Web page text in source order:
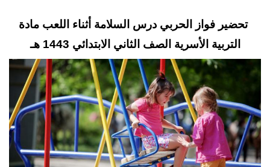
تحضير فواز الحربي درس السلامة أثناء اللعب مادة
التربية الأسرية الصف الثاني الابتدائي 1443 هـ